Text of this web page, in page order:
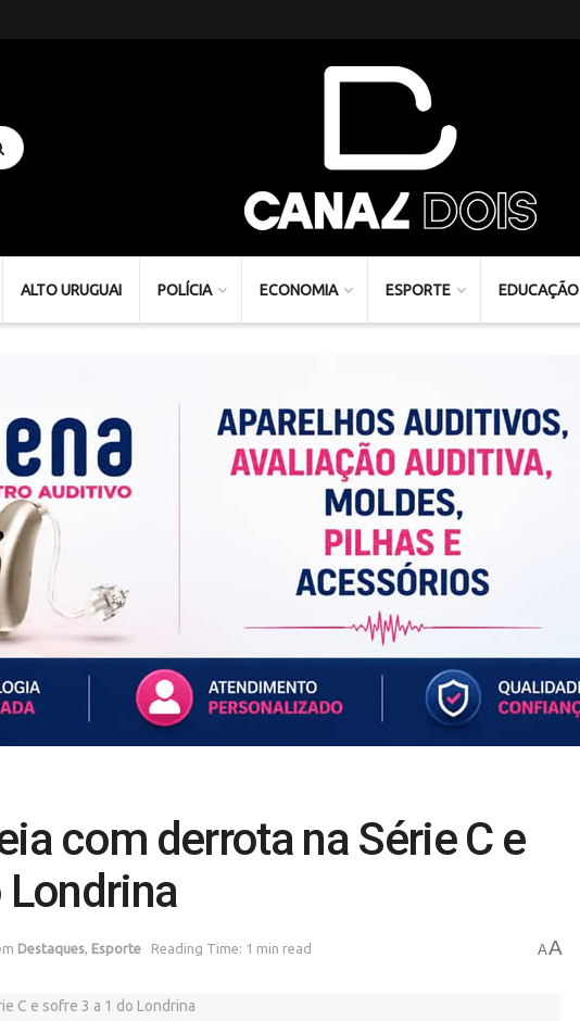
ALTO URUGUAI POLÍCIA ECONOMIA ESPORTE EDUCAÇÃO
com derrota na Série C e
Londrina
Destaques, Esporte Reading Time: 1 min read AA